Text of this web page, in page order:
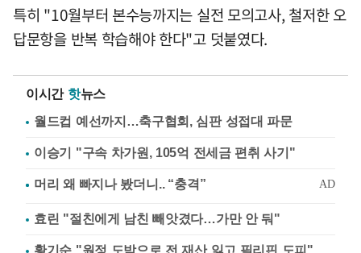
특히 "10월부터 본수능까지는 실전 모의고사, 철저한 오
답문항을 반복 학습해야 한다"고 덧붙였다.
이시간 핫뉴스
월드컵 예선까지…축구협회, 심판 성접대 파문
이승기 "구속 차가원, 105억 전세금 편취 사기"
효린 "절친에게 남친 빼앗겼다…가만 안 둬"
황기순 "원정 도박으로 전 재산 잃고 필리핀 도피"